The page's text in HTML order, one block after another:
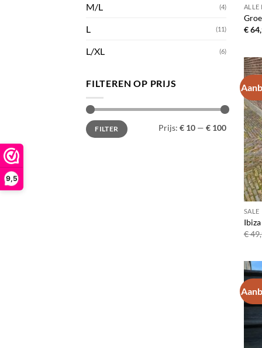
9,5
M/L (4)
L (11)
L/XL (6)
FILTEREN OP PRIJS
Min.
prijs
Max.
prijsFILTER Prijs: € 10 — € 100
ALLE
€
SALE
€